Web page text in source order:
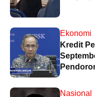
Ekonomi
Kredit
Nasional